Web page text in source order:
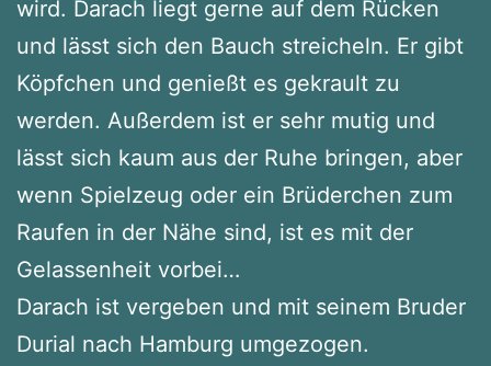
wird. Darach liegt gerne auf dem Rücken
und lässt sich den Bauch streicheln. Er gibt
Köpfchen und genießt es gekrault zu
werden. Außerdem ist er sehr mutig und
lässt sich kaum aus der Ruhe bringen, aber
wenn Spielzeug oder ein Brüderchen zum
Raufen in der Nähe sind, ist es mit der
Gelassenheit vorbei…
Darach ist vergeben und mit seinem Bruder
Durial nach Hamburg umgezogen.